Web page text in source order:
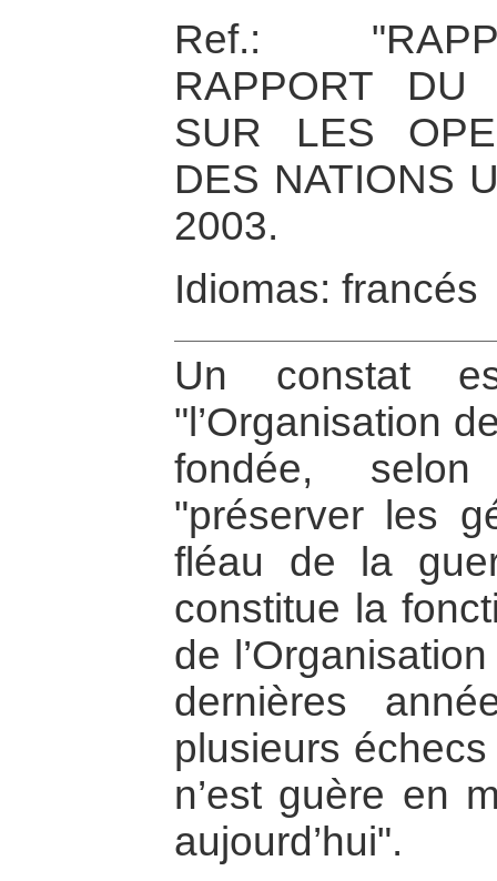
Ref.:
RAPPORT DU
SUR LES
DES NATIONS
2003.
Idiomas: francés
Un constat
"l’Organisation
fondée,
"préserver les
fléau de la
constitue la
de
dernières
plusieurs
n’est guère en
aujourd’hui".